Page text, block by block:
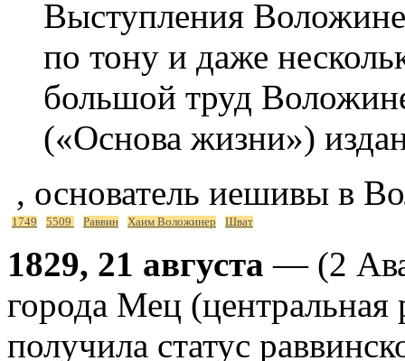
Выступления
по тону и даже
большой труд
(«Основа жизни»)
, основатель иешивы в
1749 5509 Раввин Хаим Воложинер Шват
1829, 21 августа — (2
города Мец (центральная
получила статус